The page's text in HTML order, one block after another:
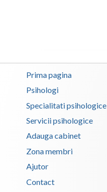
Prima pagina
Psihologi
Specialitati psihologice
Servicii psihologice
Adauga cabinet
Zona membri
Ajutor
Contact